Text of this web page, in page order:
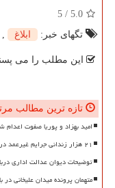
5.0
/
5
تگهای خبر:
ابلاغ ,
این مطلب را می
تازه ترین مطالب
امید بهزاد و پوریا صفوت اعدام
۲۱ هزار زندانی جرایم غیرعمد در انتظار آزادی هستند
توضیحات دیوان عدالت اداری
متهمان پرونده میدان علیخانی